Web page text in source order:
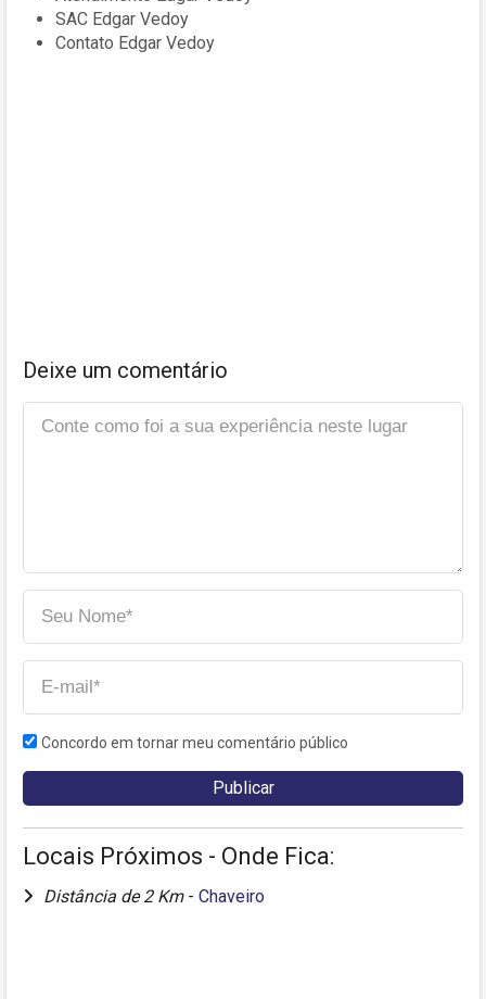
SAC Edgar Vedoy
Contato Edgar Vedoy
Deixe um comentário
Concordo em tornar meu comentário público
Locais Próximos - Onde Fica:
Distância de 2 Km - Chaveiro